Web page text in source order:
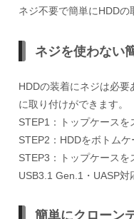
ネジ不要で簡単にHDDの
ネジを使わない
HDDの装着にネジは必
に取り付けができます。
STEP1：トップケースを
STEP2：HDDをボトムケ
STEP3：トップケースを
USB3.1 Gen.1・UASP対
簡単にクローン